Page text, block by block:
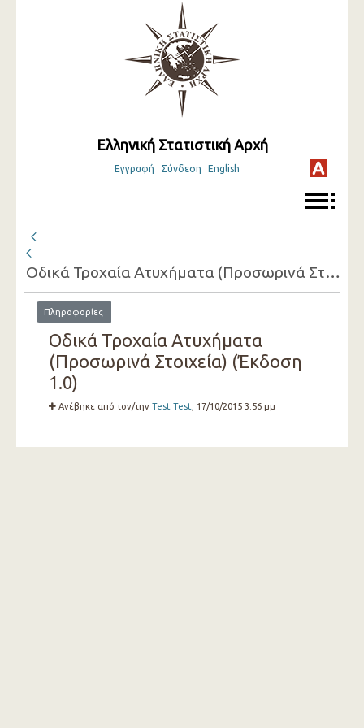
Ελληνική Στατιστική Αρχή
Εγγραφή Σύνδεση English
Οδικά Τροχαία Ατυχήματα (Προσωρινά Στοιχεία)
Πληροφορίες
Οδικά Τροχαία Ατυχήματα
(Προσωρινά Στοιχεία) (Έκδοση
1.0)
Ανέβηκε από τον/την Test Test , 17/10/2015 3:56 μμ